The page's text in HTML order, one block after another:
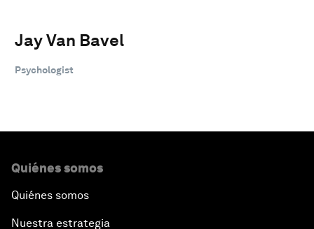
Jay Van Bavel
Psychologist
Quiénes somos
Quiénes somos
Nuestra estrategia